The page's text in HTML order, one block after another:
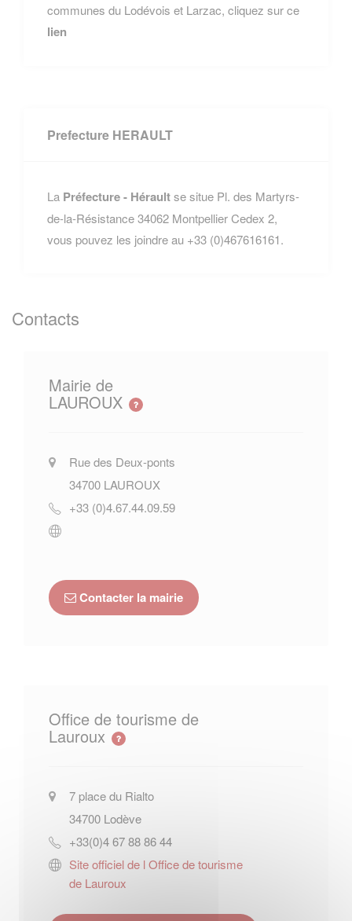
communes du Lodévois et Larzac, cliquez sur ce
lien
Prefecture HERAULT
La Préfecture - Héraultse situe Pl. des Martyrs-
de-la-Résistance 34062 Montpellier Cedex 2,
vous pouvez les joindre au +33 (0)467616161.
Contacts
Mairie de
LAUROUX
Rue des Deux-ponts
34700 LAUROUX
+33 (0)4.67.44.09.59
Contacter la mairie
Office de tourisme de
Lauroux
7 place du Rialto
34700 Lodève
+33(0)4 67 88 86 44
Site officiel de l Office de tourisme
de Lauroux